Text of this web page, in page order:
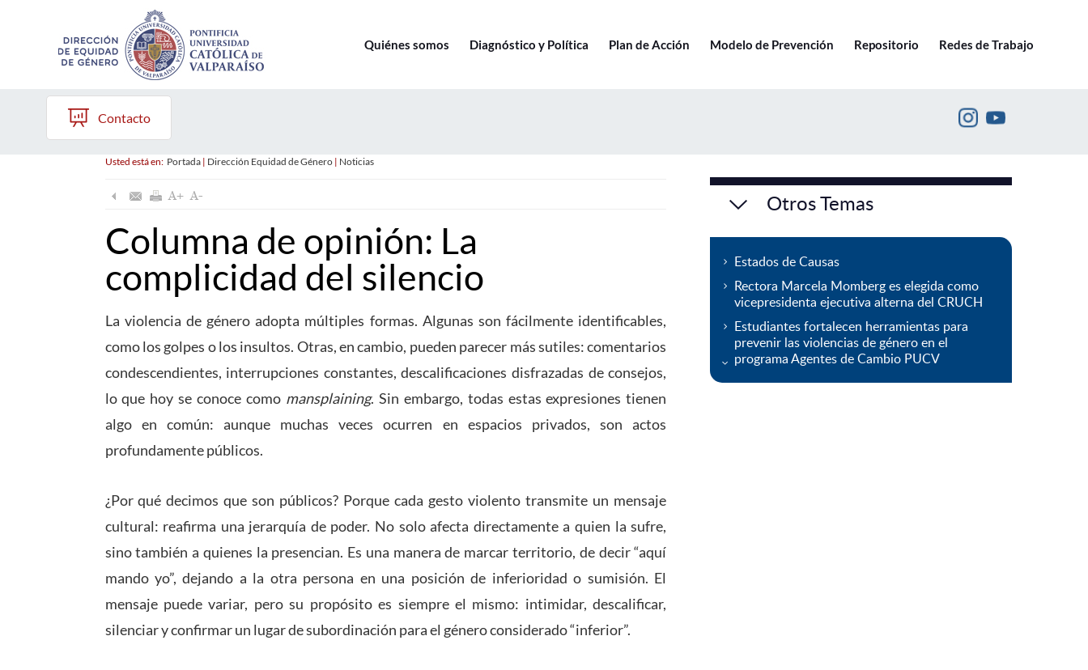
Quiénes somos Diagnóstico y Política Plan de Acción Modelo de Prevención Repositorio Redes de Trabajo
Contacto
Usted está en: Portada| Dirección Equidad de Género| Noticias
Columna de opinión: La
complicidad del silencio
La violencia de género adopta múltiples formas. Algunas son fácilmente identificables,
como los golpes o los insultos. Otras, en cambio, pueden parecer más sutiles: comentarios
condescendientes, interrupciones constantes, descalificaciones disfrazadas de consejos,
lo que hoy se conoce como mansplaining. Sin embargo, todas estas expresiones tienen
algo en común: aunque muchas veces ocurren en espacios privados, son actos
profundamente públicos.
¿Por qué decimos que son públicos? Porque cada gesto violento transmite un mensaje
cultural: reafirma una jerarquía de poder. No solo afecta directamente a quien la sufre,
sino también a quienes la presencian. Es una manera de marcar territorio, de decir “aquí
mando yo”, dejando a la otra persona en una posición de inferioridad o sumisión. El
mensaje puede variar, pero su propósito es siempre el mismo: intimidar, descalificar,
silenciar y confirmar un lugar de subordinación para el género considerado “inferior”.
Otros Temas
Estados de Causas
Rectora Marcela Momberg es elegida como
vicepresidenta ejecutiva alterna del CRUCH
Estudiantes fortalecen herramientas para
prevenir las violencias de género en el
programa Agentes de Cambio PUCV